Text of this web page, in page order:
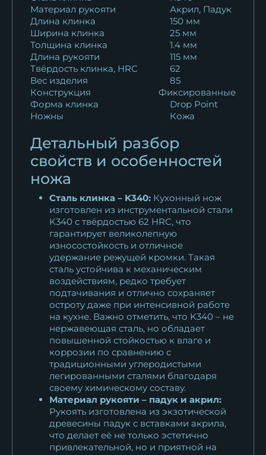
сталь Х12МФ...
12 628
Нож Шеф № 5 сталь 95Х18
рукоять акрил...
Нож Шеф № 5 сталь 95Х18
10 769 ₽
Нож Шеф № 5 сталь 95Х18
10 769 ₽
Кухонный нож Шеф № 5
сталь Х12МФ...
12 639₽
Кухонный нож Шеф № 5
сталь Х12МФ...
12 639₽
Кухонный нож Шеф № 5
сталь Х12МФ...
12 639₽
Нож Шеф № 5 сталь 95Х18
рукоять акрил...
10 769₽
Нож Шеф № 5 сталь 95Х18
Материал рукояти
Акрил, Падук
Длина клинка
150 мм
Ширина клинка
25 мм
Толщина клинка
1.4 мм
Длина рукояти
115 мм
Твёрдость клинка, HRC
62
Вес изделия
85
Конструкция
Фиксированные
Форма клинка
Drop Point
Ножны
Кожа
Детальный разбор
свойств и особенностей
ножа
Сталь клинка – K340: Кухонный нож
изготовлен из инструментальной стали
K340 с твёрдостью 62 HRC, что
гарантирует великолепную
износостойкость и отличное
удержание режущей кромки. Такая
сталь устойчива к механическим
воздействиям, редко требует
подтачивания и отлично сохраняет
остроту даже при интенсивной работе
на кухне. Важно отметить, что K340 – не
нержавеющая сталь, но обладает
повышенной стойкостью к влаге и
коррозии по сравнению с
традиционными углеродистыми
легированными сталями благодаря
своему химическому составу.
Материал рукояти – падук и акрил:
Рукоять изготовлена из экзотической
древесины падук с вставками акрила,
что делает её не только эстетично
привлекательной, но и приятной на